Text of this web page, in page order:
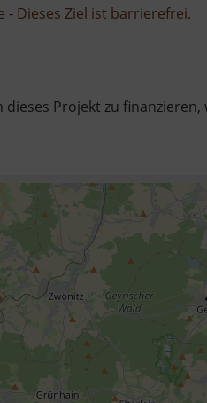
- Dieses Ziel ist barrierefrei.
dieses Projekt zu